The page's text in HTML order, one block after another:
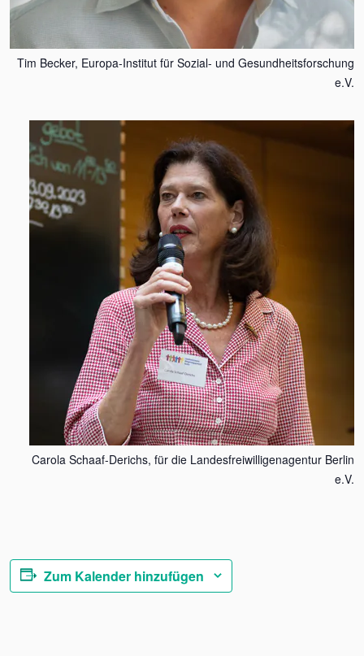
Tim Becker, Europa-Institut für Sozial- und Gesundheitsforschung
e.V.
Carola Schaaf-Derichs, für die Landesfreiwilligenagentur Berlin
e.V.
Zum Kalender hinzufügen